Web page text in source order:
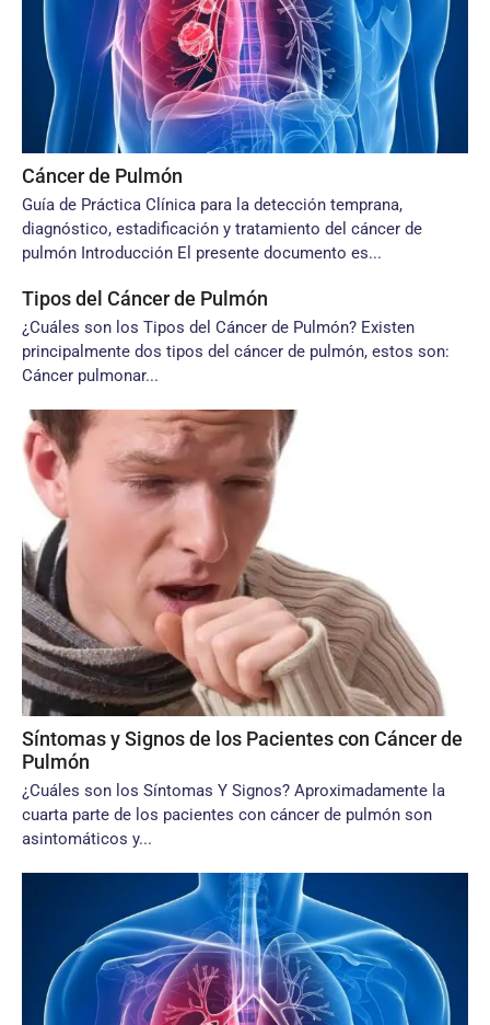
Cáncer de Pulmón
Guía de Práctica Clínica para la detección temprana,
diagnóstico, estadificación y tratamiento del cáncer de
pulmón Introducción El presente documento es...
Tipos del Cáncer de Pulmón
¿Cuáles son los Tipos del Cáncer de Pulmón? Existen
principalmente dos tipos del cáncer de pulmón, estos son:
Cáncer pulmonar...
Síntomas y Signos de los Pacientes con Cáncer de
Pulmón
¿Cuáles son los Síntomas Y Signos? Aproximadamente la
cuarta parte de los pacientes con cáncer de pulmón son
asintomáticos y...